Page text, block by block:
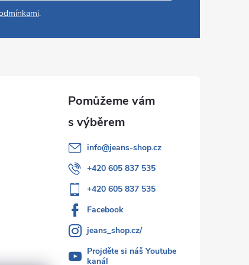
.
info@jeans-shop.cz
+420 605 837 535
+420 605 837 535
Facebook
jeans_shop.cz/
Projděte si náš Youtube
kanál